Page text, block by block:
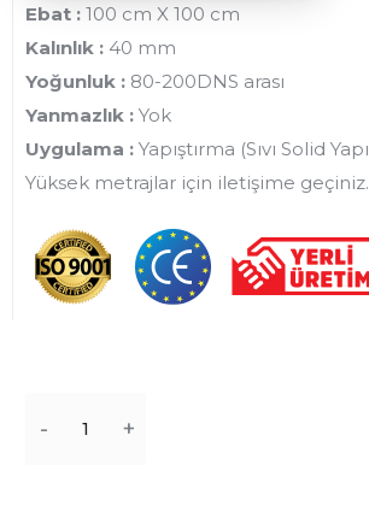
Ebat : 100 cm X 100 cm
Kalınlık : 40 mm
Yoğunluk : 80-200DNS arası
Yanmazlık : Yok
Uygulama : Yapıştırma (Sıvı Solid
Yüksek metrajlar için iletişime geçiniz.